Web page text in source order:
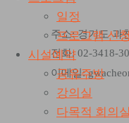
일정
프로그램 신
시설예약
공유주방
강의실
다목적 회의실
주소: 경기도 과
전화: 02-3418-
이메일: